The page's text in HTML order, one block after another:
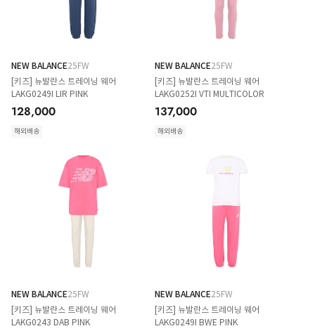
NEW BALANCE25FW
[키즈] 뉴발란스 트레이닝 웨어
LAKG0249I LIR PINK
128,000
해외배송
NEW BALANCE25FW
[키즈] 뉴발란스 트레이닝 웨어
LAKG0252I VTI MULTICOLOR
137,000
해외배송
NEW BALANCE25FW
[키즈] 뉴발란스 트레이닝 웨어
LAKG0243 DAB PINK
NEW BALANCE25FW
[키즈] 뉴발란스 트레이닝 웨어
LAKG0249I BWE PINK